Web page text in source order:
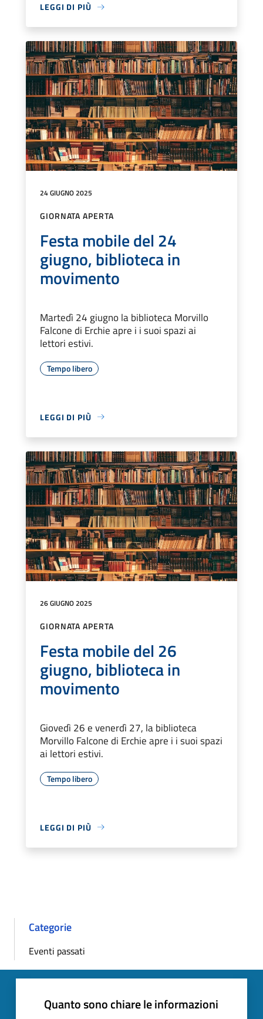
LEGGI DI PIÙ
24 GIUGNO 2025
GIORNATA APERTA
Festa mobile del 24
giugno, biblioteca in
movimento
Martedì 24 giugno la biblioteca Morvillo
Falcone di Erchie apre i i suoi spazi ai
lettori estivi.
Tempo libero
LEGGI DI PIÙ
26 GIUGNO 2025
GIORNATA APERTA
Festa mobile del 26
giugno, biblioteca in
movimento
Giovedì 26 e venerdì 27, la biblioteca
Morvillo Falcone di Erchie apre i i suoi spazi
ai lettori estivi.
Tempo libero
LEGGI DI PIÙ
Categorie
Eventi passati
Quanto sono chiare le informazioni